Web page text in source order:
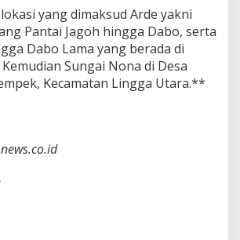
yang dimaksud Arde yakni
Pantai Jagoh hingga Dabo, serta
Dabo Lama yang berada di
Sungai Nona di Desa
Kecamatan Lingga Utara.**